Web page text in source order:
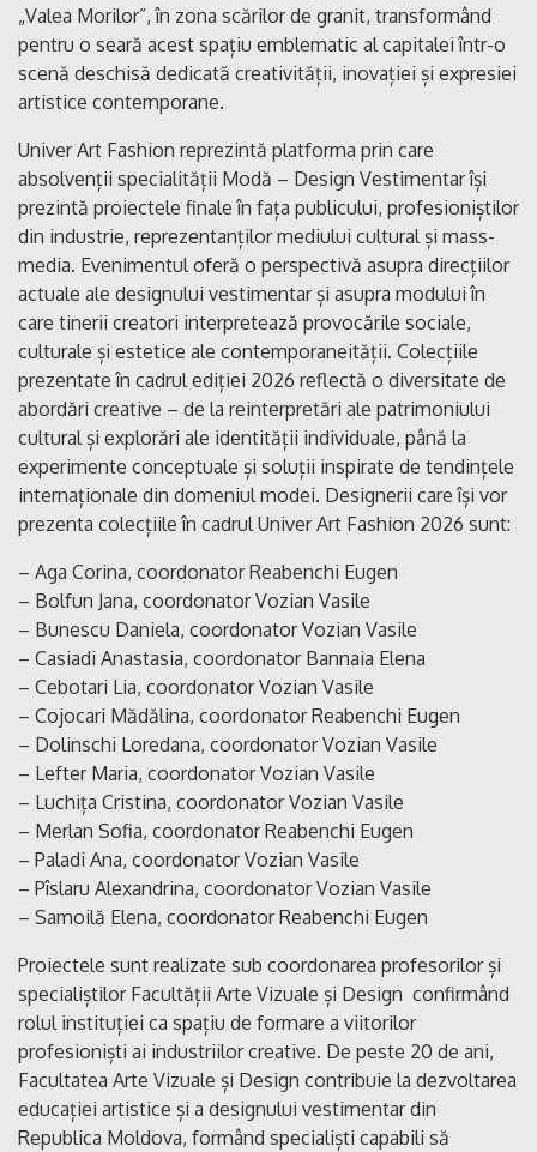
„Valea Morilor”, în zona scărilor de granit, transformând
pentru o seară acest spațiu emblematic al capitalei într-o
scenă deschisă dedicată creativității, inovației și expresiei
artistice contemporane.
Univer Art Fashion reprezintă platforma prin care
absolvenții specialității Modă – Design Vestimentar își
prezintă proiectele finale în fața publicului, profesioniștilor
din industrie, reprezentanților mediului cultural și mass-
media. Evenimentul oferă o perspectivă asupra direcțiilor
actuale ale designului vestimentar și asupra modului în
care tinerii creatori interpretează provocările sociale,
culturale și estetice ale contemporaneității. Colecțiile
prezentate în cadrul ediției 2026 reflectă o diversitate de
abordări creative – de la reinterpretări ale patrimoniului
cultural și explorări ale identității individuale, până la
experimente conceptuale și soluții inspirate de tendințele
internaționale din domeniul modei. Designerii care își vor
prezenta colecțiile în cadrul Univer Art Fashion 2026 sunt:
– Aga Corina, coordonator Reabenchi Eugen
– Bolfun Jana, coordonator Vozian Vasile
– Bunescu Daniela, coordonator Vozian Vasile
– Casiadi Anastasia, coordonator Bannaia Elena
– Cebotari Lia, coordonator Vozian Vasile
– Cojocari Mădălina, coordonator Reabenchi Eugen
– Dolinschi Loredana, coordonator Vozian Vasile
– Lefter Maria, coordonator Vozian Vasile
– Luchița Cristina, coordonator Vozian Vasile
– Merlan Sofia, coordonator Reabenchi Eugen
– Paladi Ana, coordonator Vozian Vasile
– Pîslaru Alexandrina, coordonator Vozian Vasile
– Samoilă Elena, coordonator Reabenchi Eugen
Proiectele sunt realizate sub coordonarea profesorilor și
specialiștilor Facultății Arte Vizuale și Design confirmând
rolul instituției ca spațiu de formare a viitorilor
profesioniști ai industriilor creative. De peste 20 de ani,
Facultatea Arte Vizuale și Design contribuie la dezvoltarea
educației artistice și a designului vestimentar din
Republica Moldova, formând specialiști capabili să